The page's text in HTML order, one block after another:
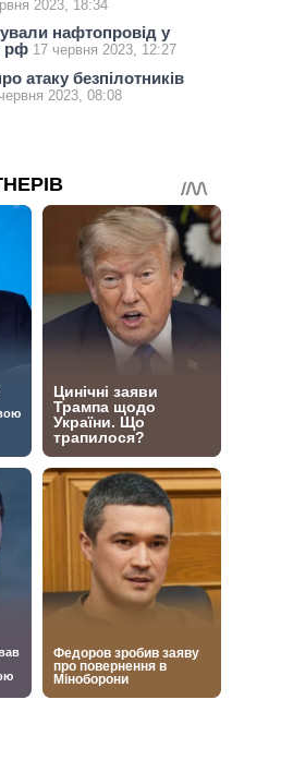
2023, 18:34
нафтопровід у
рф 17 червня 2023, 12:27
атаку безпілотників
2023, 08:08